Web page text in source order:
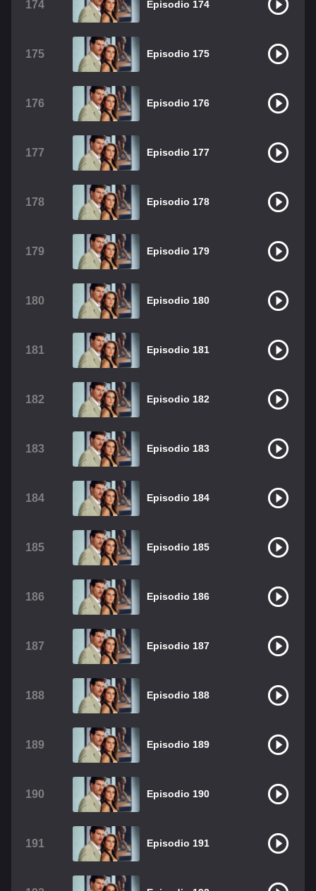
174 Episodio 174
175 Episodio 175
176 Episodio 176
177 Episodio 177
178 Episodio 178
179 Episodio 179
180 Episodio 180
181 Episodio 181
182 Episodio 182
183 Episodio 183
184 Episodio 184
185 Episodio 185
186 Episodio 186
187 Episodio 187
188 Episodio 188
189 Episodio 189
190 Episodio 190
191 Episodio 191